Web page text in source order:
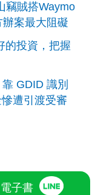
竊賊搭Waymo
案最大阻礙
的投資，把握
GDID 識別
遭引渡受審
子書